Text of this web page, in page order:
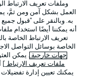
الإعلانات
وملفات تعريف الارتباط
العمل بشكل آمن ومن ثمَّ،
به. وبالنقر على "قبول
أنه يمكننا أيضًا استخدام
تعريف الارتباط الخاصة
الخاصة بوسائل التواصل
جهات خارجية . يمكن
ملفات تعريف الارتباط
يمكنك تعيين إدارة